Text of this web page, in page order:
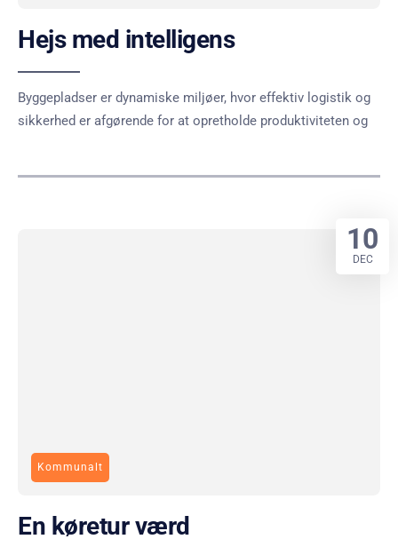
Hejs med intelligens
Byggepladser er dynamiske miljøer, hvor effektiv logistik og
sikkerhed er afgørende for at opretholde produktiviteten og
Kommunalt
En køretur værd
10
DEC